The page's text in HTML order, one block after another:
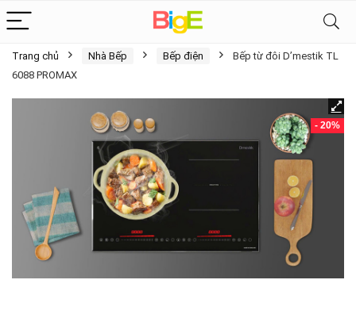
Trang chủ Nhà Bếp Bếp điện
Bếp từ đôi D’mestik TL
6088 PROMAX
- 20%